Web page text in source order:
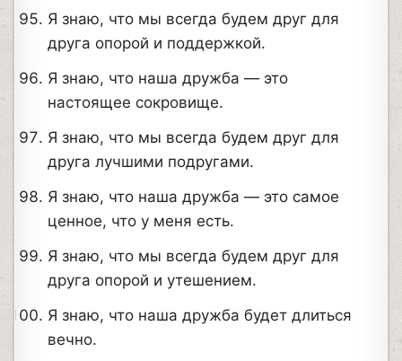
Я знаю, что мы всегда будем друг для
друга опорой и поддержкой.
Я знаю, что наша дружба — это
настоящее сокровище.
Я знаю, что мы всегда будем друг для
друга лучшими подругами.
Я знаю, что наша дружба — это самое
ценное, что у меня есть.
Я знаю, что мы всегда будем друг для
друга опорой и утешением.
Я знаю, что наша дружба будет длиться
вечно.